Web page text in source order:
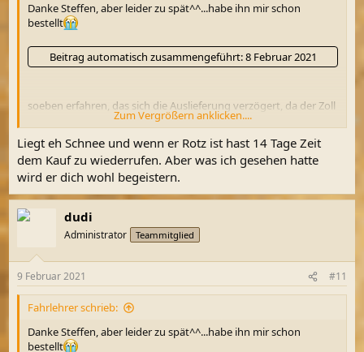
Danke Steffen, aber leider zu spät^^...habe ihn mir schon
bestellt
Beitrag automatisch zusammengeführt:8 Februar 2021
soeben erfahren, das sich die Auslieferung verzögert, da der Zoll
noch nicht durch ist....
sollte übermorgen kommen und nun
Zum Vergrößern anklicken....
Liegt eh Schnee und wenn er Rotz ist hast 14 Tage Zeit
dem Kauf zu wiederrufen. Aber was ich gesehen hatte
wird er dich wohl begeistern.
dudi
Administrator Teammitglied
9 Februar 2021 #11
Fahrlehrer schrieb:
Danke Steffen, aber leider zu spät^^...habe ihn mir schon
bestellt